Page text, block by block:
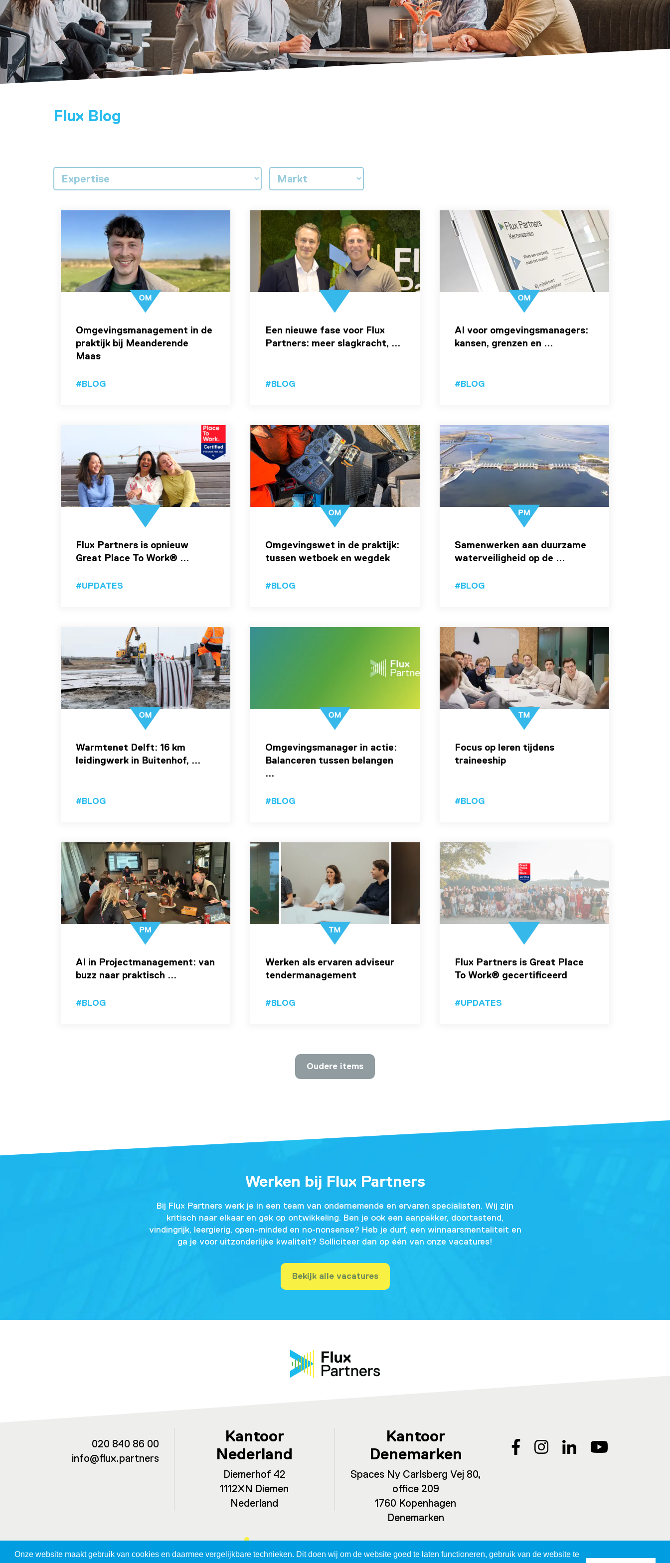
Onze website maakt gebruik van cookies en daarmee vergelijkbare technieken. Dit doen wij om de website goed te laten functioneren, gebruik van de website te
Flux Blog
Omgevingsmanagement in de
praktijk bij Meanderende
Maas
#BLOG
Een nieuwe fase voor Flux
Partners: meer slagkracht, ...
#BLOG
AI voor omgevingsmanagers:
kansen, grenzen en ...
#BLOG
Flux Partners is opnieuw
Great Place To Work® ...
#UPDATES
Omgevingswet in de praktijk:
tussen wetboek en wegdek
#BLOG
Samenwerken aan duurzame
waterveiligheid op de ...
#BLOG
Warmtenet Delft: 16 km
leidingwerk in Buitenhof, ...
#BLOG
Omgevingsmanager in actie:
Balanceren tussen belangen
...
#BLOG
Focus op leren tijdens
traineeship
#BLOG
AI in Projectmanagement: van
buzz naar praktisch ...
#BLOG
Werken als ervaren adviseur
tendermanagement
#BLOG
Flux Partners is Great Place
To Work® gecertificeerd
#UPDATES
Oudere items
Werken bij Flux Partners
Bij Flux Partners werk je in een team van ondernemende en ervaren specialisten. Wij zijn
kritisch naar elkaar en gek op ontwikkeling. Ben je ook een aanpakker, doortastend,
vindingrijk, leergierig, open-minded en no-nonsense? Heb je durf, een winnaarsmentaliteit en
ga je voor uitzonderlijke kwaliteit? Solliciteer dan op één van onze vacatures!
Bekijk alle vacatures
020 840 86 00
info@flux.partners
Kantoor
Nederland
Diemerhof 42
1112XN Diemen
Nederland
Kantoor
Denemarken
Spaces Ny Carlsberg Vej 80,
office 209
1760 Kopenhagen
Denemarken